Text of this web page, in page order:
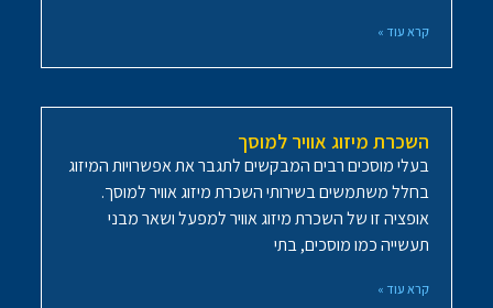
קרא עוד »
השכרת מיזוג אוויר למוסך
בעלי מוסכים רבים המבקשים לתגבר את אפשרויות המיזוג
בחלל משתמשים בשירותי השכרת מיזוג אוויר למוסך.
אופציה זו של השכרת מיזוג אוויר למפעל ושאר מבני
תעשייה כמו מוסכים, בתי
קרא עוד »